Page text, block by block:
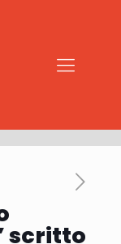
scritto